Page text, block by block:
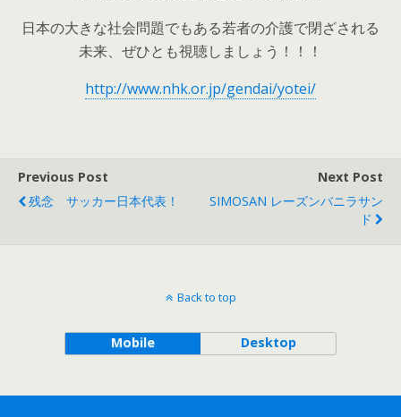
日本の大きな社会問題でもある若者の介護で閉ざされる
未来、ぜひとも視聴しましょう！！！
http://www.nhk.or.jp/gendai/yotei/
Previous Post
残念 サッカー日本代表！
Next Post
SIMOSAN レーズンバニラサン
ド
Back to top
Mobile Desktop